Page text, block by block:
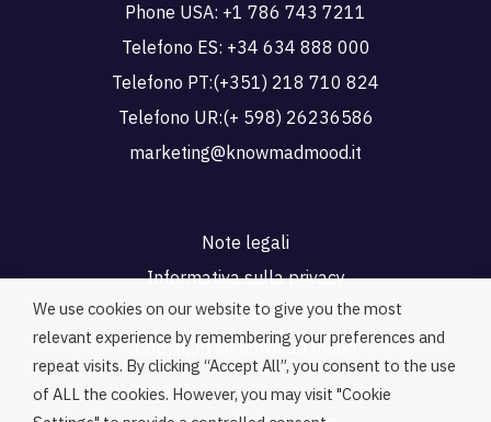
Phone USA: +1 786 743 7211
Telefono ES: +34 634 888 000
Telefono PT:(+351) 218 710 824
Telefono UR:(+ 598) 26236586
marketing@knowmadmood.it
Note legali
Informativa sulla privacy
Politica sui cookie
Copyright ©knowmad mood
We use cookies on our website to give you the most
relevant experience by remembering your preferences and
repeat visits. By clicking “Accept All”, you consent to the use
of ALL the cookies. However, you may visit "Cookie